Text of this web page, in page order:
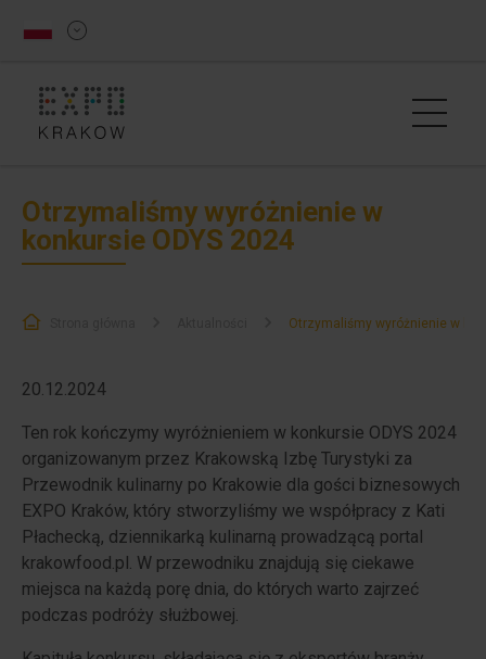
Otrzymaliśmy wyróżnienie w
Otrzymaliśmy wyróżnienie w
konkursie ODYS 2024
20.12.2024
Ten rok kończymy wyróżnieniem w konkursie ODYS 2024
organizowanym przez Krakowską Izbę Turystyki za
Przewodnik kulinarny po Krakowie dla gości biznesowych
EXPO Kraków, który stworzyliśmy we współpracy z Kati
Płachecką, dziennikarką kulinarną prowadzącą portal
krakowfood.pl. W przewodniku znajdują się ciekawe
miejsca na każdą porę dnia, do których warto zajrzeć
podczas podróży służbowej.